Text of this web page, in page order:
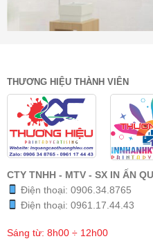
THƯƠNG HIỆU THÀNH VIÊN
CTY TNHH - MTV - SX IN ẤN
Điện thoại: 0906.34.8765
Điện thoại: 0961.17.44.43
Sáng từ: 8h00 ÷ 12h00